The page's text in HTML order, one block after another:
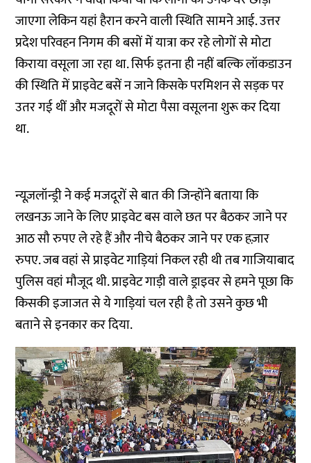
जाएगा लेकिन यहां हैरान करने वाली स्थिति सामने आई. उत्तर
प्रदेश परिवहन निगम की बसों में यात्रा कर रहे लोगों से मोटा
किराया वसूला जा रहा था. सिर्फ इतना ही नहीं बल्कि लॉकडाउन
की स्थिति में प्राइवेट बसें न जाने किसके परमिशन से सड़क पर
उतर गई थीं और मजदूरों से मोटा पैसा वसूलना शुरू कर दिया
था.
न्यूज़लॉन्ड्री ने कई मजदूरों से बात की जिन्होंने बताया कि
लखनऊ जाने के लिए प्राइवेट बस वाले छत पर बैठकर जाने पर
आठ सौ रुपए ले रहे हैं और नीचे बैठकर जाने पर एक हज़ार
रुपए. जब वहां से प्राइवेट गाड़ियां निकल रही थी तब गाजियाबाद
पुलिस वहां मौजूद थी. प्राइवेट गाड़ी वाले ड्राइवर से हमने पूछा कि
किसकी इजाजत से ये गाड़ियां चल रही है तो उसने कुछ भी
बताने से इनकार कर दिया.